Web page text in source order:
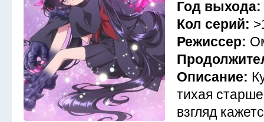
Год выхода:
Кол серий:
Режиссер:
Описание:
тихая
взгляд